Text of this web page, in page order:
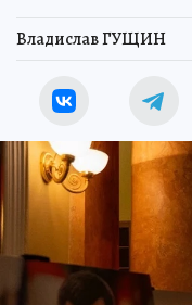
Владислав ГУЩИН